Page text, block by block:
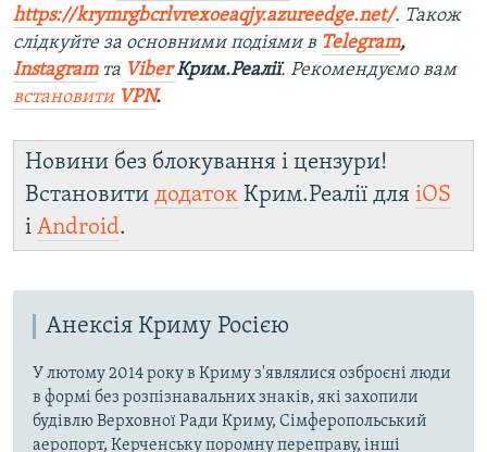
https://krymrgbcrlvrexoeaqjy.azureedge.net/. Також
слідкуйте за основними подіями в Telegram,
Instagramта ViberКрим.Реалії. Рекомендуємо вам
встановити VPN.
Новини без блокування і цензури!
Встановити додаток Крим.Реалії для iOS
і Android.
Анексія Криму Росією
У лютому 2014 року в Криму з'являлися озброєні люди
в формі без розпізнавальних знаків, які захопили
будівлю Верховної Ради Криму, Сімферопольський
аеропорт, Керченську поромну переправу, інші